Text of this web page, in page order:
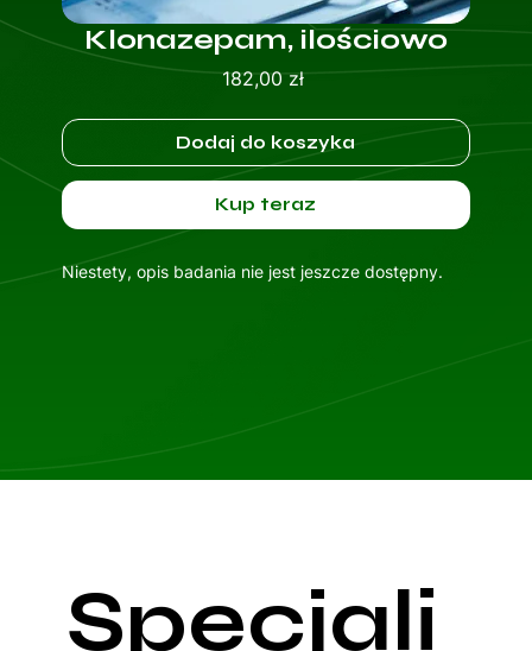
Klonazepam, ilościowo
182,00 złCena
Dodaj do koszyka
Kup teraz
Niestety, opis badania nie jest jeszcze dostępny.
Specjali